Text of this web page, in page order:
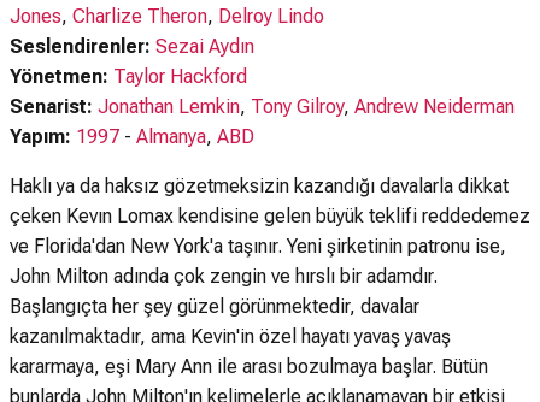
Jones, Charlize Theron, Delroy Lindo
Seslendirenler: Sezai Aydın
Yönetmen: Taylor Hackford
Senarist: Jonathan Lemkin, Tony Gilroy, Andrew Neiderman
Yapım: 1997 - Almanya, ABD
Haklı ya da haksız gözetmeksizin kazandığı davalarla dikkat
çeken Kevın Lomax kendisine gelen büyük teklifi reddedemez
ve Florida'dan New York'a taşınır. Yeni şirketinin patronu ise,
John Milton adında çok zengin ve hırslı bir adamdır.
Başlangıçta her şey güzel görünmektedir, davalar
kazanılmaktadır, ama Kevin'in özel hayatı yavaş yavaş
kararmaya, eşi Mary Ann ile arası bozulmaya başlar. Bütün
bunlarda John Milton'ın kelimelerle açıklanamayan bir etkisi